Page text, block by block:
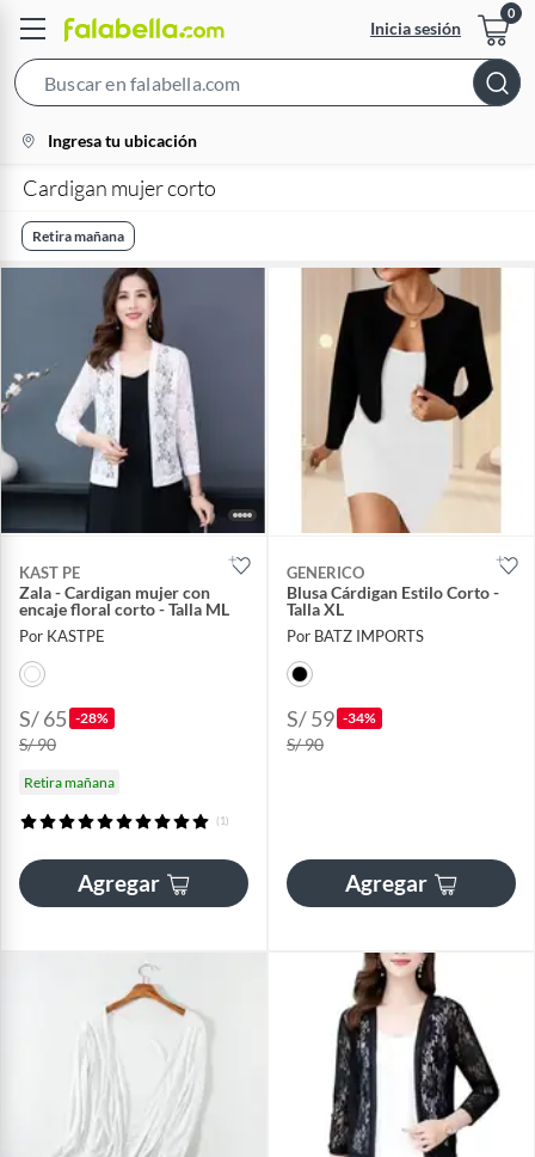
Inicia sesión
Bar
location-
icon
Ingresa tu ubicación
Cardigan mujer corto
Retira mañana
KAST PE
Zala - Cardigan mujer con
encaje floral corto - Talla ML
Por KASTPE
S/ 65 -28%
S/ 90
Retira mañana
(1)
Agregar
GENERICO
Blusa Cárdigan Estilo Corto -
Talla XL
Por BATZ IMPORTS
S/ 59 -34%
S/ 90
Agregar